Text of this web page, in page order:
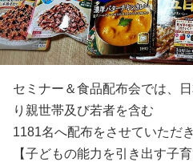
セミナー＆食品配布会では、
り親世帯及び若者を含む
1181名へ配布をさせていただ
【子どもの能力を引き出す子